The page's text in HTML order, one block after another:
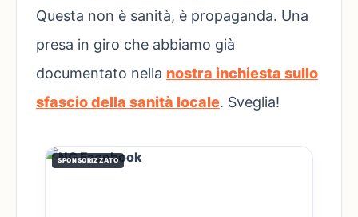
Questa non è sanità, è propaganda. Una
presa in giro che abbiamo già
documentato nella nostra inchiesta sullo
sfascio della sanità locale. Sveglia!
SPONSORIZZATO